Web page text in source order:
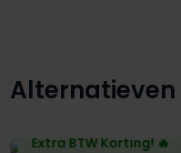
Productgalerij overslaan
Alternatieven
Extra BTW Korting! 🔥